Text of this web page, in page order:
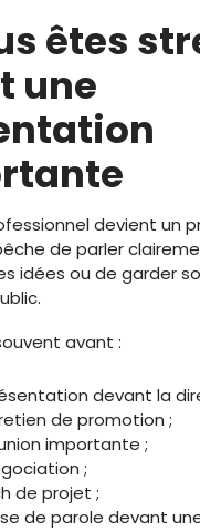
êtes
une
devient un
de parler
idées ou de garder
avant :
devant la
de promotion ;
importante ;
;
de projet ;
de parole devant